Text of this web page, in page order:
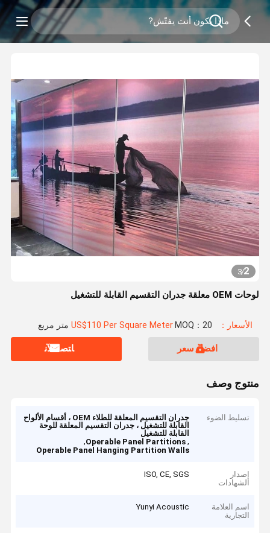
2
/
3
لوحات OEM معلقة جدران التقسيم القابلة للتشغيل
الأسعار：US$110 Per Square Meter MOQ：20 متر مربع
افضل سعر ﺎﺘﺼﻟ ﺍﻶﻧ
منتوج وصف
تسليط الضوء
جدران التقسيم المعلقة للطلاء OEM ، أقسام الألواح
القابلة للتشغيل ، جدران التقسيم المعلقة للوحة
القابلة للتشغيل
,
Operable Panel Partitions
,
Operable Panel Hanging Partition Walls
إصدار
الشهادات
ISO, CE, SGS
اسم العلامة
التجارية
Yunyi Acoustic